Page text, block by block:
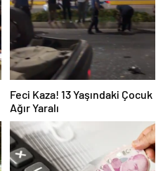
Feci Kaza! 13 Yaşındaki Çocuk
Ağır Yaralı